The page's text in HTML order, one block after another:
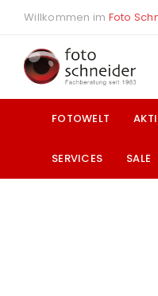
Willkommen im Foto
FOTOWELT
SERVICES SALE